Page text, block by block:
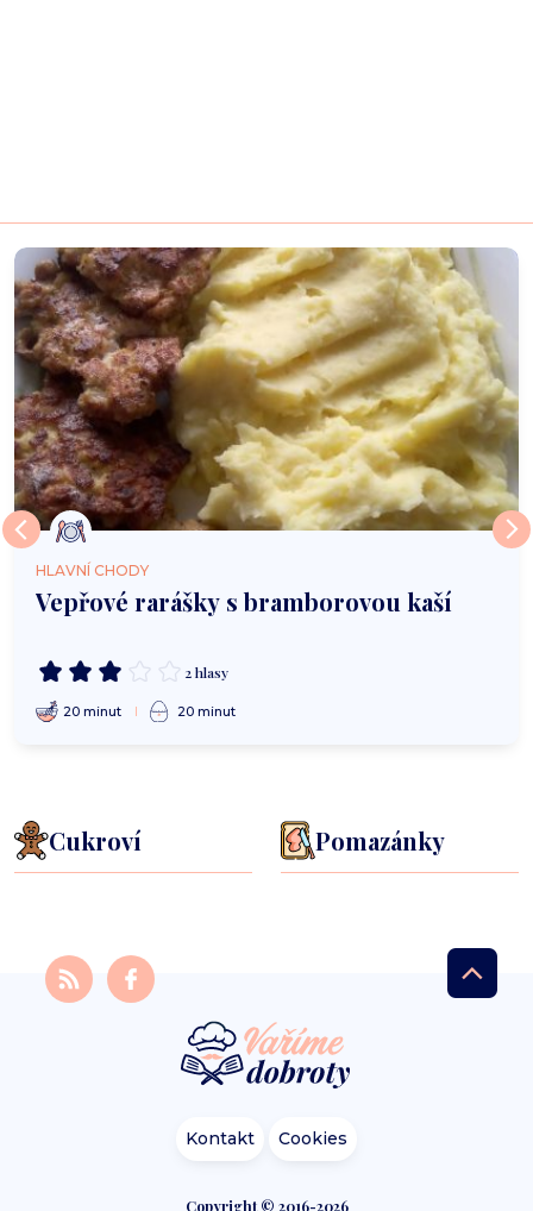
HLAVNÍ CHODY
Vepřové rarášky s bramborovou kaší
2 hlasy
20 minut 20 minut
Cukroví Pomazánky
Kontakt Cookies
Copyright © 2016-2026